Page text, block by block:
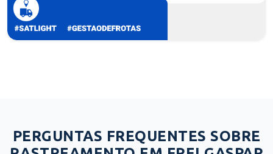
PERGUNTAS FREQUENTES SOBRE